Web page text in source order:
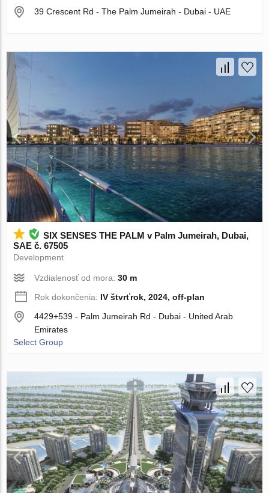
39 Crescent Rd - The Palm Jumeirah - Dubai - UAE
SIX SENSES THE PALM v Palm Jumeirah, Dubai,
SAE č. 67505
Development
Vzdialenosť od mora:30 m
Rok dokončenia: IV štvrťrok, 2024, off-plan
4429+539 - Palm Jumeirah Rd - Dubai - United Arab
Emirates
Select Group